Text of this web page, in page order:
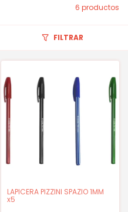
6 productos
FILTRAR
LAPICERA PIZZINI SPAZIO 1MM
x5